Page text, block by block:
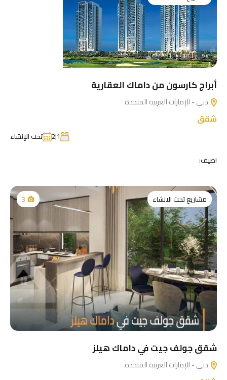
أبراج كارسون من داماك العقارية
دبي - الإمارات العربية المتحدة
شقق
1|2
تحت الإنشاء
اضيف:
مشاريع تحت الانشاء 3
شقق جولف جيت في داماك هيلز
دبي - الإمارات العربية المتحدة